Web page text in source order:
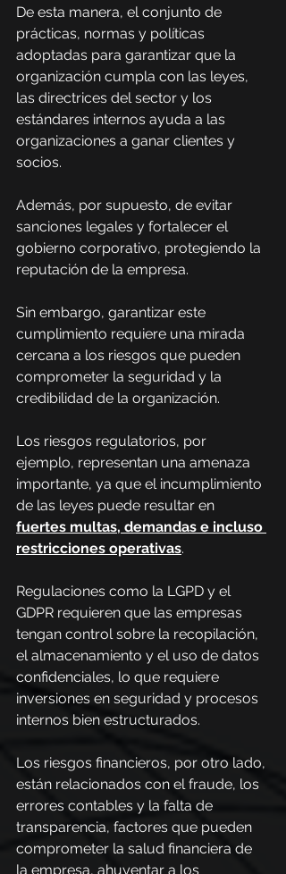
De esta manera, el conjunto de
prácticas, normas y políticas
adoptadas para garantizar que la
organización cumpla con las leyes,
las directrices del sector y los
estándares internos ayuda a las
organizaciones a ganar clientes y
socios.
Además, por supuesto, de evitar
sanciones legales y fortalecer el
gobierno corporativo, protegiendo la
reputación de la empresa.
Sin embargo, garantizar este
cumplimiento requiere una mirada
cercana a los riesgos que pueden
comprometer la seguridad y la
credibilidad de la organización.
Los riesgos regulatorios, por
ejemplo, representan una amenaza
importante, ya que el incumplimiento
de las leyes puede resultar en
fuertes multas, demandas e incluso
restricciones operativas.
Regulaciones como la LGPD y el
GDPR requieren que las empresas
tengan control sobre la recopilación,
el almacenamiento y el uso de datos
confidenciales, lo que requiere
inversiones en seguridad y procesos
internos bien estructurados.
Los riesgos financieros, por otro lado,
están relacionados con el fraude, los
errores contables y la falta de
transparencia, factores que pueden
comprometer la salud financiera de
la empresa, ahuyentar a los